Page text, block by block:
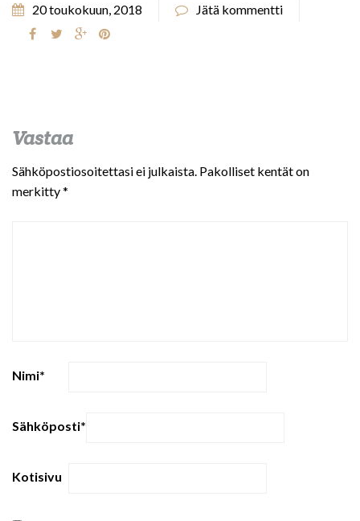
20 toukokuun, 2018 Jätä kommentti
Vastaa
Sähköpostiosoitettasi ei julkaista. Pakolliset kentät on
merkitty*
Nimi*
Sähköposti*
Kotisivu